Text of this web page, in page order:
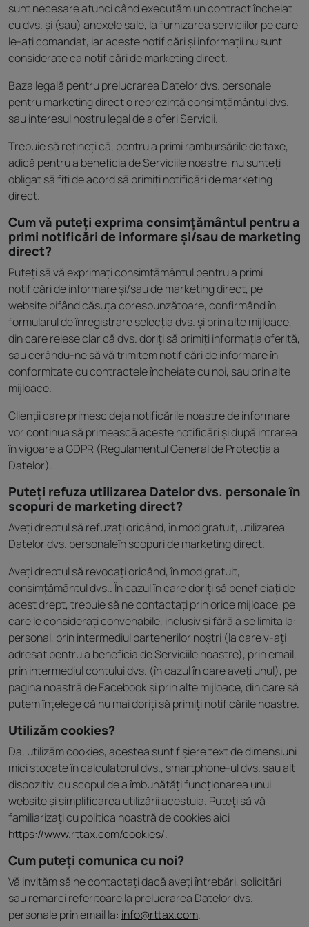
sunt necesare atunci când executăm un contract încheiat
cu dvs. și (sau) anexele sale, la furnizarea serviciilor pe care
le-ați comandat, iar aceste notificări și informații nu sunt
considerate ca notificări de marketing direct.
Baza legală pentru prelucrarea Datelor dvs. personale
pentru marketing direct o reprezintă consimțământul dvs.
sau interesul nostru legal de a oferi Servicii.
Trebuie să rețineți că, pentru a primi rambursările de taxe,
adică pentru a beneficia de Serviciile noastre, nu sunteți
obligat să fiți de acord să primiți notificări de marketing
direct.
Cum vă puteți exprima consimțământul pentru a
primi notificări de informare și/sau de marketing
direct?
Puteți să vă exprimați consimțământul pentru a primi
notificări de informare și/sau de marketing direct, pe
website bifând căsuța corespunzătoare, confirmând în
formularul de înregistrare selecția dvs. și prin alte mijloace,
din care reiese clar că dvs. doriți să primiți informația oferită,
sau cerându-ne să vă trimitem notificări de informare în
conformitate cu contractele încheiate cu noi, sau prin alte
mijloace.
Clienții care primesc deja notificările noastre de informare
vor continua să primească aceste notificări și după intrarea
în vigoare a GDPR (Regulamentul General de Protecția a
Datelor).
Puteți refuza utilizarea Datelor dvs. personale în
scopuri de marketing direct?
Aveți dreptul să refuzați oricând, în mod gratuit, utilizarea
Datelor dvs. personaleîn scopuri de marketing direct.
Aveți dreptul să revocați oricând, în mod gratuit,
consimțământul dvs.. În cazul în care doriți să beneficiați de
acest drept, trebuie să ne contactați prin orice mijloace, pe
care le considerați convenabile, inclusiv și fără a se limita la:
personal, prin intermediul partenerilor noștri (la care v-ați
adresat pentru a beneficia de Serviciile noastre), prin email,
prin intermediul contului dvs. (în cazul în care aveți unul), pe
pagina noastră de Facebook și prin alte mijloace, din care să
putem înțelege că nu mai doriți să primiți notificările noastre.
Utilizăm cookies?
Da, utilizăm cookies, acestea sunt fișiere text de dimensiuni
mici stocate în calculatorul dvs., smartphone-ul dvs. sau alt
dispozitiv, cu scopul de a îmbunătăți funcționarea unui
website și simplificarea utilizării acestuia. Puteți să vă
familiarizați cu politica noastră de cookies aici
https://www.rttax.com/cookies/.
Cum puteți comunica cu noi?
Vă invităm să ne contactați dacă aveți întrebări, solicitări
sau remarci referitoare la prelucrarea Datelor dvs.
personale prin email la: info@rttax.com.